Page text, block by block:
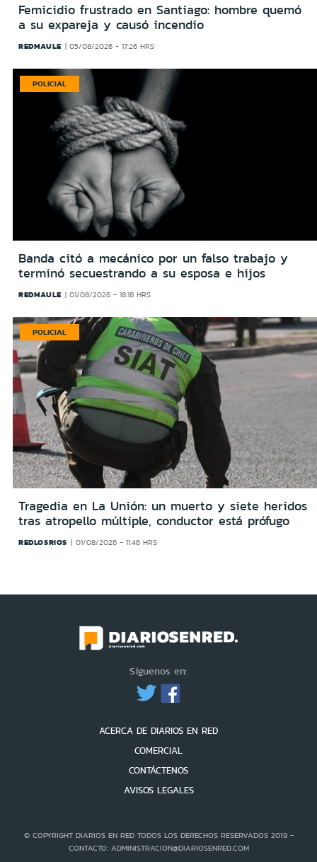
Femicidio frustrado en Santiago: hombre quemó
a su expareja y causó incendio
REDMAULE 05/08/2026 - 17:26 HRS
POLICIAL
Banda citó a mecánico por un falso trabajo y
terminó secuestrando a su esposa e hijos
REDMAULE 01/08/2026 - 18:18 HRS
POLICIAL
Tragedia en La Unión: un muerto y siete heridos
tras atropello múltiple, conductor está prófugo
REDLOSRIOS 01/08/2026 - 11:46 HRS
Síguenos en:
ACERCA DE DIARIOS EN RED
COMERCIAL
CONTÁCTENOS
AVISOS LEGALES
© COPYRIGHT DIARIOS EN RED TODOS LOS DERECHOS RESERVADOS 2019 -
CONTACTO: ADMINISTRACION@DIARIOSENRED.COM